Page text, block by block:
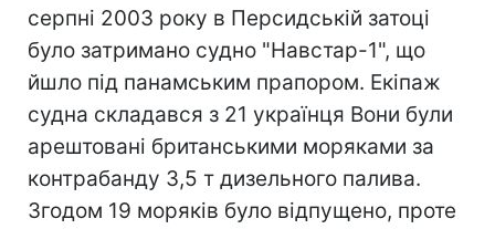
серпні 2003 року в Персидській затоці
було затримано судно "Навстар-1", що
йшло під панамським прапором. Екіпаж
судна складався з 21 українця Вони були
арештовані британськими моряками за
контрабанду 3,5 т дизельного палива.
Згодом 19 моряків було відпущено, проте